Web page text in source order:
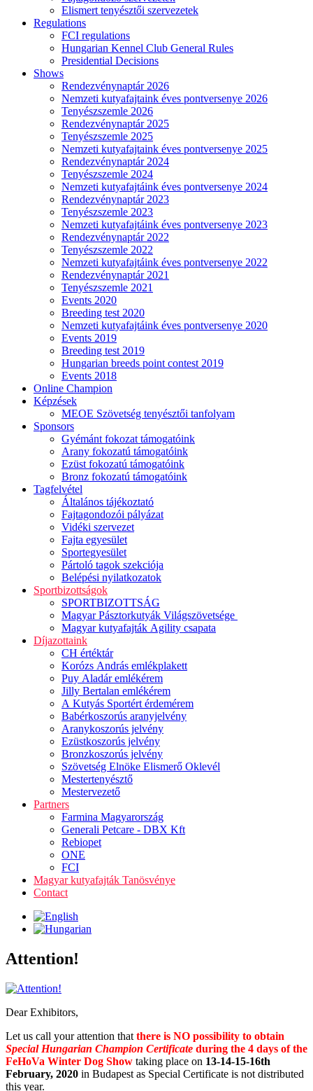
Elismert tenyésztői szervezetek
Regulations
FCI regulations
Hungarian Kennel Club General Rules
Presidential Decisions
Shows
Rendezvénynaptár 2026
Nemzeti kutyafajtaink éves pontversenye 2026
Tenyészszemle 2026
Rendezvénynaptár 2025
Tenyészszemle 2025
Nemzeti kutyafajtaink éves pontversenye 2025
Rendezvénynaptár 2024
Tenyészszemle 2024
Nemzeti kutyafajtáink éves pontversenye 2024
Rendezvénynaptár 2023
Tenyészszemle 2023
Nemzeti kutyafajtáink éves pontversenye 2023
Rendezvénynaptár 2022
Tenyészszemle 2022
Nemzeti kutyafajtáink éves pontversenye 2022
Rendezvénynaptár 2021
Tenyészszemle 2021
Events 2020
Breeding test 2020
Nemzeti kutyafajtáink éves pontversenye 2020
Events 2019
Breeding test 2019
Hungarian breeds point contest 2019
Events 2018
Online Champion
Képzések
MEOE Szövetség tenyésztői tanfolyam
Sponsors
Gyémánt fokozat támogatóink
Arany fokozatú támogatóink
Ezüst fokozatú támogatóink
Bronz fokozatú támogatóink
Tagfelvétel
Általános tájékoztató
Fajtagondozói pályázat
Vidéki szervezet
Fajta egyesület
Sportegyesület
Pártoló tagok szekciója
Belépési nyilatkozatok
Sportbizottságok
SPORTBIZOTTSÁG
Magyar Pásztorkutyák Világszövetsége
Magyar kutyafajták Agility csapata
Díjazottaink
CH értéktár
Korózs András emlékplakett
Puy Aladár emlékérem
Jilly Bertalan emlékérem
A Kutyás Sportért érdemérem
Babérkoszorús aranyjelvény
Aranykoszorús jelvény
Ezüstkoszorús jelvény
Bronzkoszorús jelvény
Szövetség Elnöke Elismerő Oklevél
Mestertenyésztő
Mestervezető
Partners
Farmina Magyarország
Generali Petcare - DBX Kft
Rebiopet
ONE
FCI
Magyar kutyafajták Tanösvénye
Contact
Attention!
Dear Exhibitors,
Let us call your attention that there is NO possibility to obtain
Special Hungarian Champion Certificate during the 4 days of the
FeHoVa Winter Dog Show taking place on 13-14-15-16th
February, 2020 in Budapest as Special Certificate is not distributed
this year.